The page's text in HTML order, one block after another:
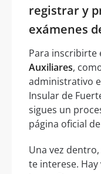
registrar y
exámenes
Para inscribirte
Auxiliares,
administrativo
Insular de
sigues un
página oficial
Una vez
te interese. Hay